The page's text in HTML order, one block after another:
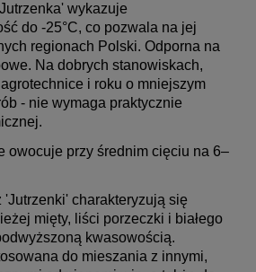
wykazuje
do -25°C, co pozwala na jej
regionach Polski. Odporna na
Na dobrych stanowiskach,
i roku o mniejszym
- nie wymaga praktycznie
owocuje przy średnim cięciu na 6–
'Jutrzenki' charakteryzują się
mięty, liści porzeczki i białego
kwasowością.
do mieszania z innymi,